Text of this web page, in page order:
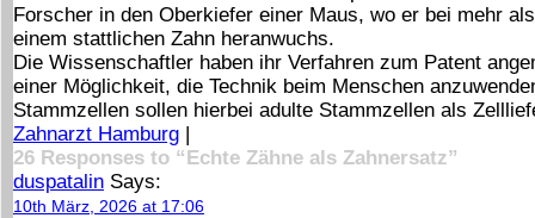
Forscher in den Oberkiefer einer Maus, wo er bei mehr
einem stattlichen Zahn heranwuchs.
Die Wissenschaftler haben ihr Verfahren zum Patent
einer Möglichkeit, die Technik beim Menschen
Stammzellen sollen hierbei adulte Stammzellen als
Zahnarzt Hamburg
26 Responses to “Echte Zähne als Zahnersatz”
duspatalin Says:
10th März, 2026 at 17:06